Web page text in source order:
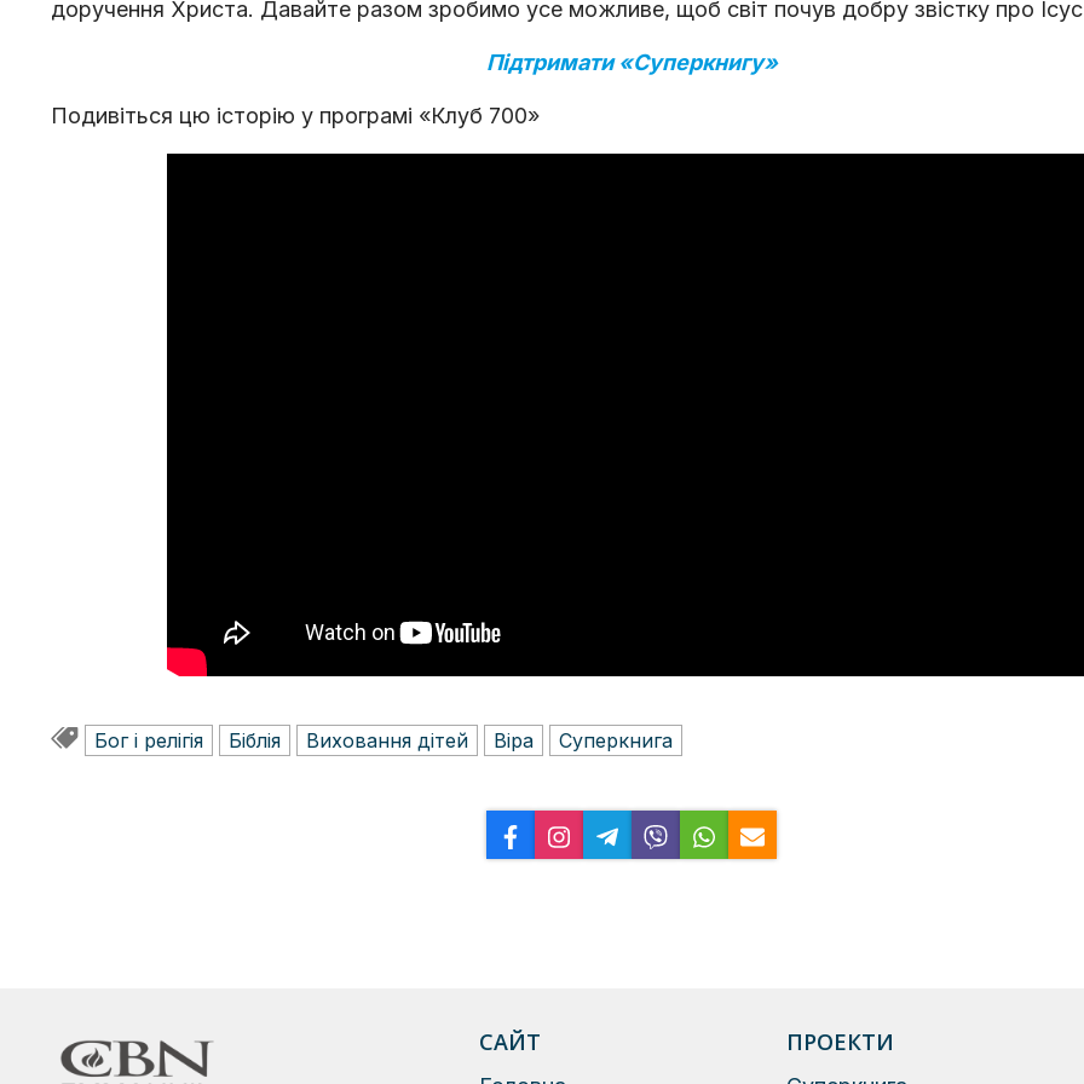
доручення Христа. Давайте разом зробимо усе можливе, щоб світ почув добру звістку про
Підтримати «Суперкнигу»
Подивіться цю історію у програмі «Клуб 700»
Бог і релігія Біблія Виховання дітей Віра Суперкнига
САЙТ ПРОЕКТИ